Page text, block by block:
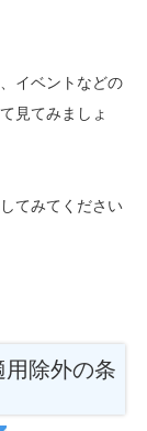
イベントなどの
見てみましょ
てみてください
除外の条